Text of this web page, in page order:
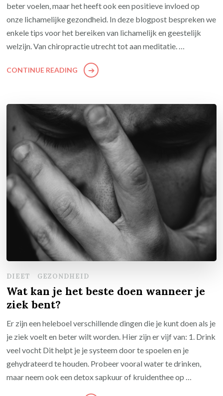
beter voelen, maar het heeft ook een positieve invloed op
onze lichamelijke gezondheid. In deze blogpost bespreken we
enkele tips voor het bereiken van lichamelijk en geestelijk
welzijn. Van chiropractie utrecht tot aan meditatie. …
CONTINUE READING
DIEET GEZONDHEID
Wat kan je het beste doen wanneer je
ziek bent?
Er zijn een heleboel verschillende dingen die je kunt doen als je
je ziek voelt en beter wilt worden. Hier zijn er vijf van: 1. Drink
veel vocht Dit helpt je je systeem door te spoelen en je
gehydrateerd te houden. Probeer vooral water te drinken,
maar neem ook een detox sapkuur of kruidenthee op …